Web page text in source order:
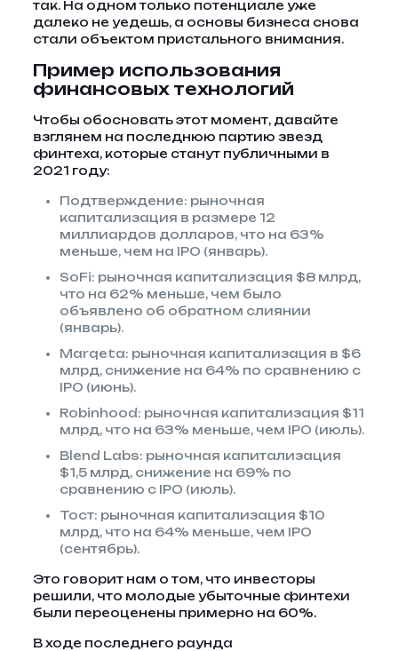
так. На одном только потенциале уже
далеко не уедешь, а основы бизнеса снова
стали объектом пристального внимания.
Пример использования
финансовых технологий
Чтобы обосновать этот момент, давайте
взглянем на последнюю партию звезд
финтеха, которые станут публичными в
2021 году:
Подтверждение: рыночная
капитализация в размере 12
миллиардов долларов, что на 63%
меньше, чем на IPO (январь).
SoFi: рыночная капитализация $8 млрд,
что на 62% меньше, чем было
объявлено об обратном слиянии
(январь).
Marqeta: рыночная капитализация в $6
млрд, снижение на 64% по сравнению с
IPO (июнь).
Robinhood: рыночная капитализация $11
млрд, что на 63% меньше, чем IPO (июль).
Blend Labs: рыночная капитализация
$1,5 млрд, снижение на 69% по
сравнению с IPO (июль).
Тост: рыночная капитализация $10
млрд, что на 64% меньше, чем IPO
(сентябрь).
Это говорит нам о том, что инвесторы
решили, что молодые убыточные финтехи ​​
были переоценены примерно на 60%.
В ходе последнего раунда